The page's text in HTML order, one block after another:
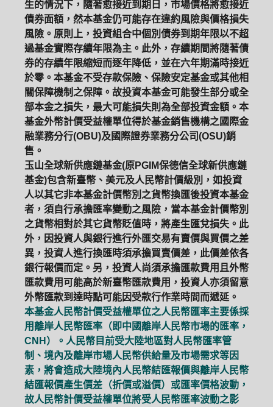
生的情況下，隨著愈接近到期日，市場價格將愈接近
債券面額，然本基金仍可能存在違約風險與價格損失
風險。原則上，投資組合中個別債券到期年限以不超
過基金實際存續年限為主。此外，存續期間將隨著債
券的存續年限縮短而逐年降低，並在六年期滿時接近
於零。本基金不受存款保險、保險安定基金或其他相
關保障機制之保障。故投資本基金可能發生部分或全
部本金之損失，最大可能損失則為全部投資金額。本
基金外幣計價受益權單位得於基金銷售機構之國際金
融業務分行(OBU)及國際證券業務分公司(OSU)銷
售。
玉山全球新供應鏈基金(原PGIM保德信全球新供應鏈
基金)包含新臺幣、美元及人民幣計價級別，如投資
人以其它非本基金計價幣別之貨幣換匯後投資本基金
者，須自行承擔匯率變動之風險，當本基金計價幣別
之貨幣相對於其它貨幣貶值時，將產生匯兌損失。此
外，因投資人與銀行進行外匯交易有賣價與買價之差
異，投資人進行換匯時須承擔買賣價差，此價差依各
銀行報價而定。另，投資人尚須承擔匯款費用且外幣
匯款費用可能高於新臺幣匯款費用，投資人亦須留意
外幣匯款到達時點可能因受款行作業時間而遞延。
本基金人民幣計價受益權單位之人民幣匯率主要係採
用離岸人民幣匯率（即中國離岸人民幣市場的匯率，
CNH）。人民幣目前受大陸地區對人民幣匯率管
制、境內及離岸市場人民幣供給量及市場需求等因
素，將會造成大陸境內人民幣結匯報價與離岸人民幣
結匯報價產生價差（折價或溢價）或匯率價格波動，
故人民幣計價受益權單位將受人民幣匯率波動之影